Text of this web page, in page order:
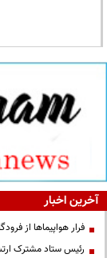
آخرین اخبار
فرار هواپیماها از
رئیس ستاد مشترک